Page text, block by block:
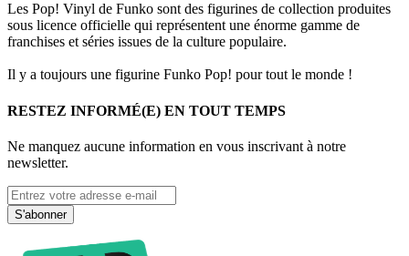
Les Pop! Vinyl de Funko sont des figurines de collection produites
sous licence officielle qui représentent une énorme gamme de
franchises et séries issues de la culture populaire.
Il y a toujours une figurine Funko Pop! pour tout le monde !
RESTEZ INFORMÉ(E) EN TOUT TEMPS
Ne manquez aucune information en vous inscrivant à notre
newsletter.
S'abonner